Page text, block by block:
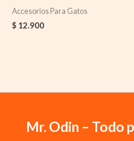
Accesorios Para Gatos
$ 12.900
Mr. Odin – Todo